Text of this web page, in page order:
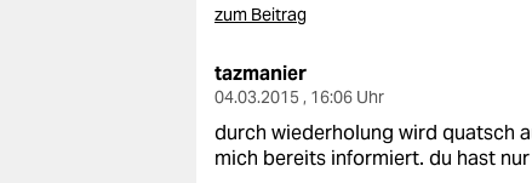
unterstützen
abo
genossenschaft
epaper login
zum Beitrag
tazmanier
04.03.2015 , 16:06 Uhr
durch wiederholung wird quatsch
mich bereits informiert. du hast